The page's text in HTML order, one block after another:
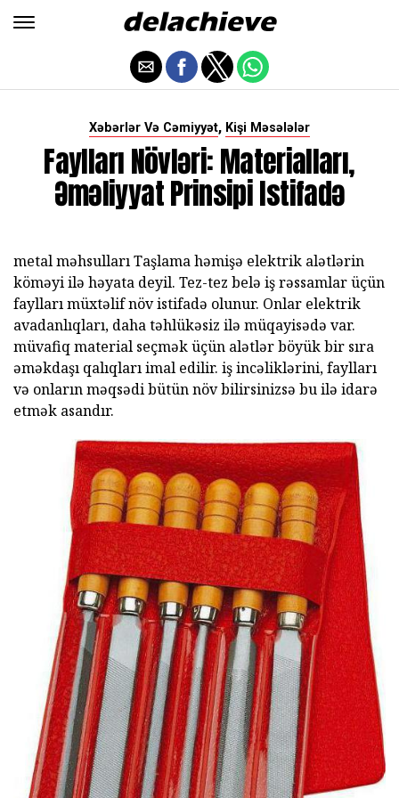
Xəbərlər Və Cəmiyyət, Kişi Məsələlər
Faylları Növləri: Materialları,
Əməliyyat Prinsipi Istifadə
metal məhsulları Taşlama həmişə elektrik alətlərin
köməyi ilə həyata deyil. Tez-tez belə iş rəssamlar üçün
faylları müxtəlif növ istifadə olunur. Onlar elektrik
avadanlıqları, daha təhlükəsiz ilə müqayisədə var.
müvafiq material seçmək üçün alətlər böyük bir sıra
əməkdaşı qalıqları imal edilir. iş incəliklərini, faylları
və onların məqsədi bütün növ bilirsinizsə bu ilə idarə
etmək asandır.